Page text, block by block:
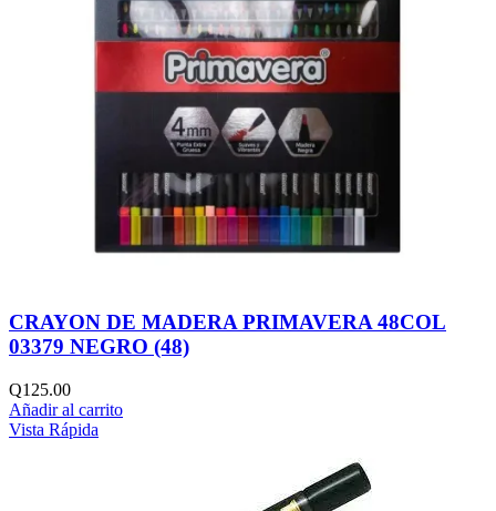
CRAYON DE MADERA PRIMAVERA 48COL
03379 NEGRO (48)
Q125.00
Añadir al carrito
Vista Rápida